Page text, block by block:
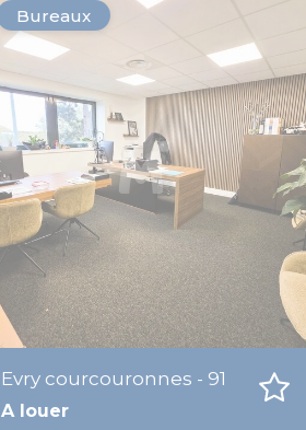
Bureaux
Evry courcouronnes - 91
A louer